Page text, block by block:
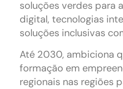
soluções verdes para
digital, tecnologias
soluções inclusivas
Até 2030, ambiciona
formação em
regionais nas regiões